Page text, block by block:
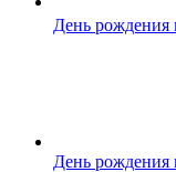
День рождения
День рождения